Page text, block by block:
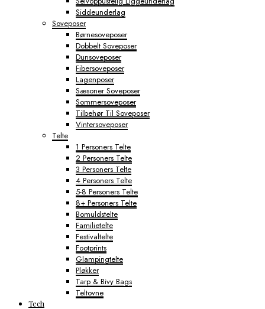
Siddeunderlag
Soveposer
Børnesoveposer
Dobbelt Soveposer
Dunsoveposer
Fibersoveposer
Lagenposer
Sæsoner Soveposer
Sommersoveposer
Tilbehør Til Soveposer
Vintersoveposer
Telte
1 Personers Telte
2 Personers Telte
3 Personers Telte
4 Personers Telte
5-8 Personers Telte
8+ Personers Telte
Bomuldstelte
Familietelte
Festivaltelte
Footprints
Glampingtelte
Pløkker
Tarp & Bivy Bags
Teltovne
Tech